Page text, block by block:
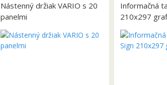
Nástenný držiak VARIO s 20
panelmi
Informačná
210x297